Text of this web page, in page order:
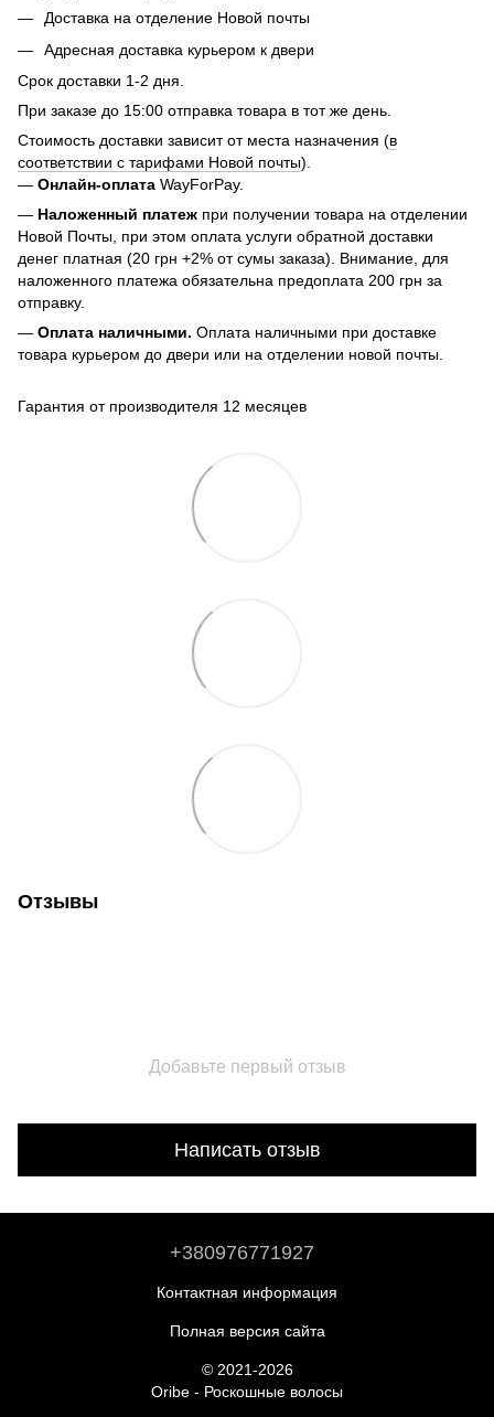
Доставка на отделение Новой почты
Адресная доставка курьером к двери
Срок доставки 1-2 дня.
При заказе до 15:00 отправка товара в тот же день.
Стоимость доставки зависит от места назначения (в
соответствии с тарифами Новой почты).
— Онлайн-оплата WayForPay.
— Наложенный платеж при получении товара на отделении
Новой Почты, при этом оплата услуги обратной доставки
денег платная (20 грн +2% от сумы заказа). Внимание, для
наложенного платежа обязательна предоплата 200 грн за
отправку.
— Оплата наличными. Оплата наличными при доставке
товара курьером до двери или на отделении новой почты.
Гарантия от производителя 12 месяцев
Отзывы
Добавьте первый отзыв
Написать отзыв
+380976771927
Контактная информация
Полная версия сайта
© 2021-2026
Oribe - Роскошные волосы